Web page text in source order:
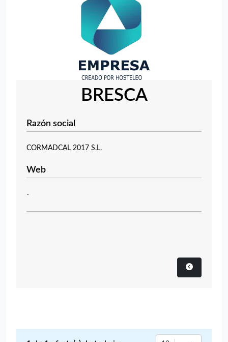
BRESCA
Razón social
CORMADCAL 2017 S.L.
Web
-